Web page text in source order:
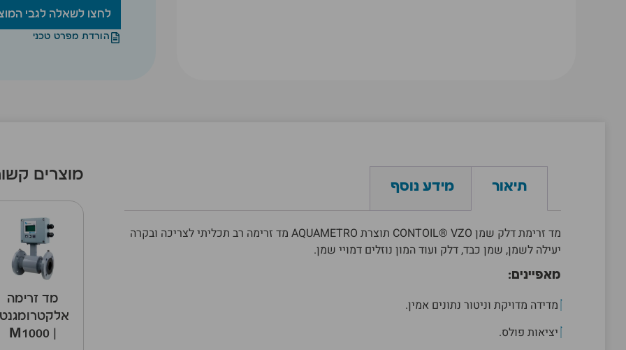
לחצו לשאלה לגבי
הורדת מפרט טכני
תיאור מידע נוסף
מד זרימת דלק שמן CONTOIL® VZO תוצרת AQUAMETRO מד זרימה רב תכליתי לצריכה ובקרה
יעילה לשמן, שמן כבד, דלק ועוד המון נוזלים דמויי שמן.
מאפיינים:
מדידה מדויקת וניטור נתונים אמין.
יציאות פולס.
מוצרים
מד זרימה